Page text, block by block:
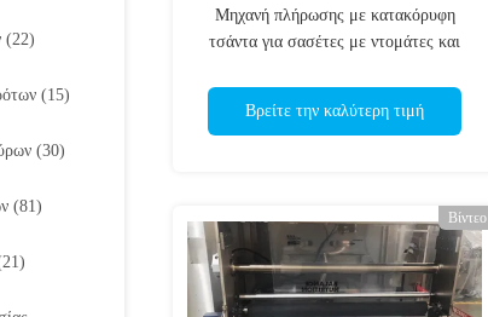
(22)
(15)
(30)
(81)
Μηχανή πλήρωσης με κατακόρυφη
τσάντα για σασέτες με ντομάτες και
Βρείτε την καλύτερη τιμή
Βίντεο